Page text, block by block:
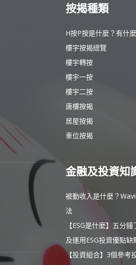
按揭種類
H按P按是什麼？有什
樓宇按揭總覽
樓宇轉按
樓宇一按
樓宇二按
唐樓按揭
居屋按揭
車位按揭
金融及投資知
被動收入是什麼？
法
【ESG是什麼】五分
及運用ESG投資優點缺
【投資組合】3個參考